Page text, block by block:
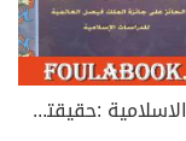
الخلافة الاسلامية :حقيقتها وأصولها الإعتقادية وحتمية عودتها